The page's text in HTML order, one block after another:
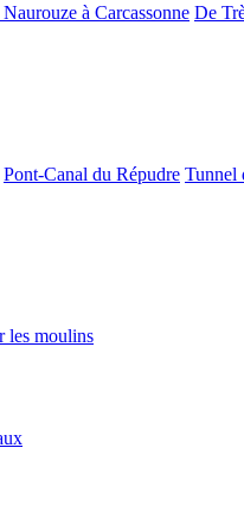
à Carcassonne De
Pont-Canal du Répudre Tunnel
les moulins